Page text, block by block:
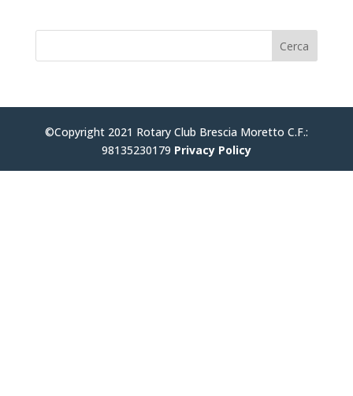
©Copyright 2021 Rotary Club Brescia Moretto C.F.:
98135230179 Privacy Policy